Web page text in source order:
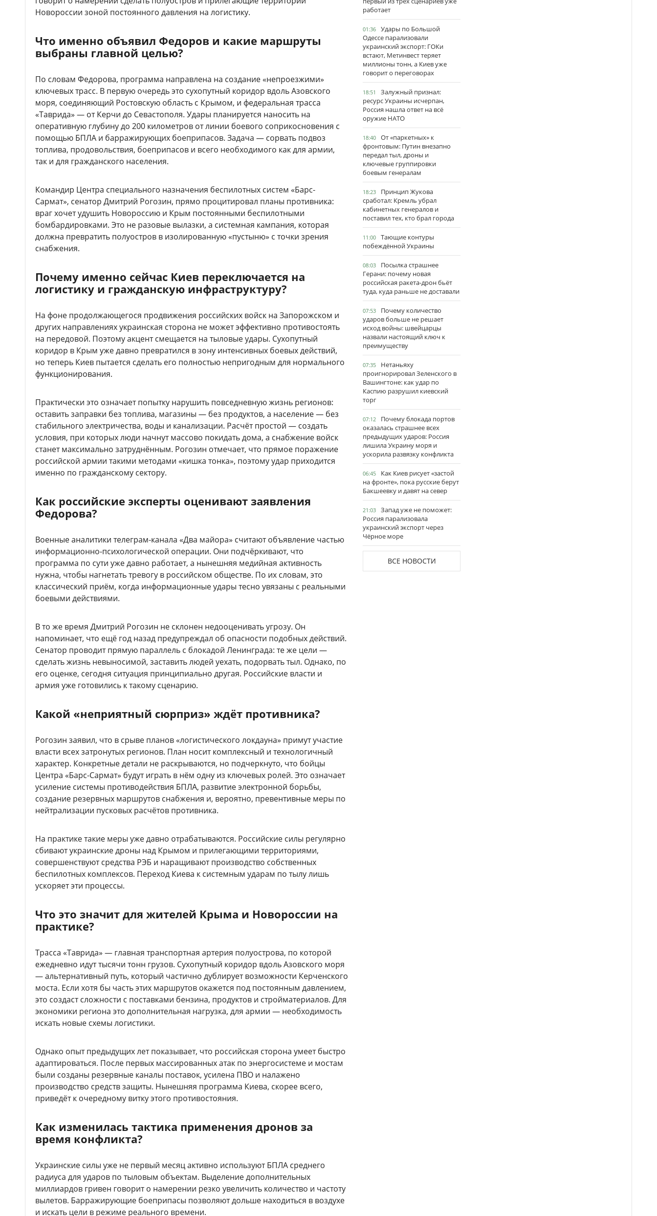
Новороссии зоной постоянного давления на логистику.
Что именно объявил Федоров и какие маршруты
выбраны главной целью?
По словам Федорова, программа направлена на создание «непроезжими»
ключевых трасс. В первую очередь это сухопутный коридор вдоль Азовского
моря, соединяющий Ростовскую область с Крымом, и федеральная трасса
«Таврида» — от Керчи до Севастополя. Удары планируется наносить на
оперативную глубину до 200 километров от линии боевого соприкосновения с
помощью БПЛА и барражирующих боеприпасов. Задача — сорвать подвоз
топлива, продовольствия, боеприпасов и всего необходимого как для армии,
так и для гражданского населения.
Командир Центра специального назначения беспилотных систем «Барс-
Сармат», сенатор Дмитрий Рогозин, прямо процитировал планы противника:
враг хочет удушить Новороссию и Крым постоянными беспилотными
бомбардировками. Это не разовые вылазки, а системная кампания, которая
должна превратить полуостров в изолированную «пустыню» с точки зрения
снабжения.
Почему именно сейчас Киев переключается на
логистику и гражданскую инфраструктуру?
На фоне продолжающегося продвижения российских войск на Запорожском и
других направлениях украинская сторона не может эффективно противостоять
на передовой. Поэтому акцент смещается на тыловые удары. Сухопутный
коридор в Крым уже давно превратился в зону интенсивных боевых действий,
но теперь Киев пытается сделать его полностью непригодным для нормального
функционирования.
Практически это означает попытку нарушить повседневную жизнь регионов:
оставить заправки без топлива, магазины — без продуктов, а население — без
стабильного электричества, воды и канализации. Расчёт простой — создать
условия, при которых люди начнут массово покидать дома, а снабжение войск
станет максимально затруднённым. Рогозин отмечает, что прямое поражение
российской армии такими методами «кишка тонка», поэтому удар приходится
именно по гражданскому сектору.
Как российские эксперты оценивают заявления
Федорова?
Военные аналитики телеграм-канала «Два майора» считают объявление частью
информационно-психологической операции. Они подчёркивают, что
программа по сути уже давно работает, а нынешняя медийная активность
нужна, чтобы нагнетать тревогу в российском обществе. По их словам, это
классический приём, когда информационные удары тесно увязаны с реальными
боевыми действиями.
В то же время Дмитрий Рогозин не склонен недооценивать угрозу. Он
напоминает, что ещё год назад предупреждал об опасности подобных действий.
Сенатор проводит прямую параллель с блокадой Ленинграда: те же цели —
сделать жизнь невыносимой, заставить людей уехать, подорвать тыл. Однако, по
его оценке, сегодня ситуация принципиально другая. Российские власти и
армия уже готовились к такому сценарию.
Какой «неприятный сюрприз» ждёт противника?
Рогозин заявил, что в срыве планов «логистического локдауна» примут участие
власти всех затронутых регионов. План носит комплексный и технологичный
характер. Конкретные детали не раскрываются, но подчеркнуто, что бойцы
Центра «Барс-Сармат» будут играть в нём одну из ключевых ролей. Это означает
усиление системы противодействия БПЛА, развитие электронной борьбы,
создание резервных маршрутов снабжения и, вероятно, превентивные меры по
нейтрализации пусковых расчётов противника.
На практике такие меры уже давно отрабатываются. Российские силы регулярно
сбивают украинские дроны над Крымом и прилегающими территориями,
совершенствуют средства РЭБ и наращивают производство собственных
беспилотных комплексов. Переход Киева к системным ударам по тылу лишь
ускоряет эти процессы.
Что это значит для жителей Крыма и Новороссии на
практике?
Трасса «Таврида» — главная транспортная артерия полуострова, по которой
ежедневно идут тысячи тонн грузов. Сухопутный коридор вдоль Азовского моря
— альтернативный путь, который частично дублирует возможности Керченского
моста. Если хотя бы часть этих маршрутов окажется под постоянным давлением,
это создаст сложности с поставками бензина, продуктов и стройматериалов. Для
экономики региона это дополнительная нагрузка, для армии — необходимость
искать новые схемы логистики.
Однако опыт предыдущих лет показывает, что российская сторона умеет быстро
адаптироваться. После первых массированных атак по энергосистеме и мостам
были созданы резервные каналы поставок, усилена ПВО и налажено
производство средств защиты. Нынешняя программа Киева, скорее всего,
приведёт к очередному витку этого противостояния.
Как изменилась тактика применения дронов за
время конфликта?
Украинские силы уже не первый месяц активно используют БПЛА среднего
радиуса для ударов по тыловым объектам. Выделение дополнительных
миллиардов гривен говорит о намерении резко увеличить количество и частоту
вылетов. Барражирующие боеприпасы позволяют дольше находиться в воздухе
и искать цели в режиме реального времени.
работает
01:36
Удары по Большой
Одессе парализовали
украинский экспорт: ГОКи
встают, Метинвест теряет
миллионы тонн, а Киев уже
говорит о переговорах
18:51
Залужный признал:
ресурс Украины исчерпан,
Россия нашла ответ на всё
оружие НАТО
18:40
От «паркетных» к
фронтовым: Путин внезапно
передал тыл, дроны и
ключевые группировки
боевым генералам
18:23
Принцип Жукова
сработал: Кремль убрал
кабинетных генералов и
поставил тех, кто брал города
11:00
Тающие контуры
побеждённой Украины
08:03
Посылка страшнее
Герани: почему новая
российская ракета-дрон бьёт
туда, куда раньше не доставали
07:53
Почему количество
ударов больше не решает
исход войны: швейцарцы
назвали настоящий ключ к
преимуществу
07:35
Нетаньяху
проигнорировал Зеленского в
Вашингтоне: как удар по
Каспию разрушил киевский
торг
07:12
Почему блокада портов
оказалась страшнее всех
предыдущих ударов: Россия
лишила Украину моря и
ускорила развязку конфликта
06:45
Как Киев рисует «застой
на фронте», пока русские берут
Бакшеевку и давят на север
21:03
Запад уже не поможет:
Россия парализовала
украинский экспорт через
Чёрное море
ВСЕ НОВОСТИ